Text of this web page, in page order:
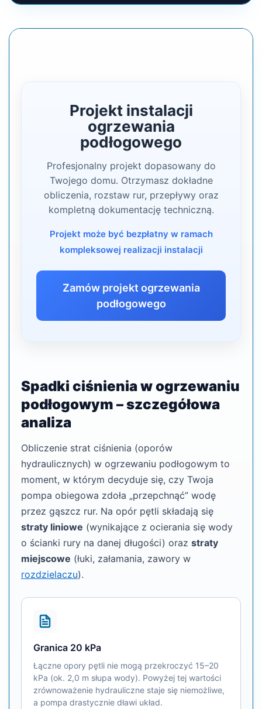
Projekt instalacji
ogrzewania
podłogowego
Profesjonalny projekt dopasowany do
Twojego domu. Otrzymasz dokładne
obliczenia, rozstaw rur, przepływy oraz
kompletną dokumentację techniczną.
Projekt może być bezpłatny w ramach
kompleksowej realizacji instalacji
Zamów projekt ogrzewania
podłogowego
Spadki ciśnienia w ogrzewaniu
podłogowym – szczegółowa
analiza
Obliczenie strat ciśnienia (oporów
hydraulicznych) w ogrzewaniu podłogowym to
moment, w którym decyduje się, czy Twoja
pompa obiegowa zdoła „przepchnąć” wodę
przez gąszcz rur. Na opór pętli składają się
straty liniowe (wynikające z ocierania się wody
o ścianki rury na danej długości) oraz straty
miejscowe (łuki, załamania, zawory w
rozdzielaczu).
Granica 20 kPa
Łączne opory pętli nie mogą przekroczyć 15–20
kPa (ok. 2,0 m słupa wody). Powyżej tej wartości
zrównoważenie hydrauliczne staje się niemożliwe,
a pompa drastycznie dławi układ.